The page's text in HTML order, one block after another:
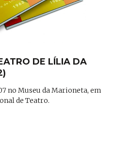
DE LÍLIA DA
no Museu da Marioneta, em
de Teatro.